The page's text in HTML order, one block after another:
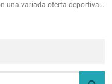
una variada oferta deportiva…